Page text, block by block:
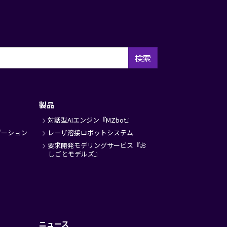
検索
ション
製品
対話型AIエンジン『MZbot』
レーザ溶接ロボットシステム
要求開発モデリングサービス『お
しごとモデルズ』
ニュース